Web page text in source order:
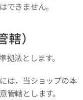
できません。
）
法とします。
は，当ショップの本
轄とします。